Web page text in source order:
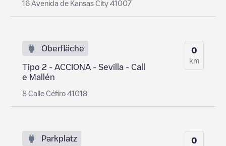
16 Avenida de Kansas City 41007
Oberfläche
Tipo 2 - ACCIONA - Sevilla - Call
e Mallén
8 Calle Céfiro 41018
0
km
Parkplatz 0